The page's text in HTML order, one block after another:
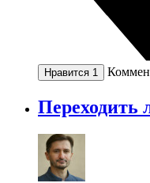
Нравится 1
Переходить